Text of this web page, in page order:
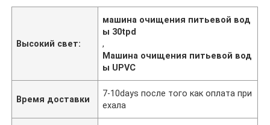
Высокий свет:
машина очищения питьевой вод
ы 30tpd
,
Машина очищения питьевой вод
ы UPVC
Время доставки
7-10days после того как оплата при
ехала